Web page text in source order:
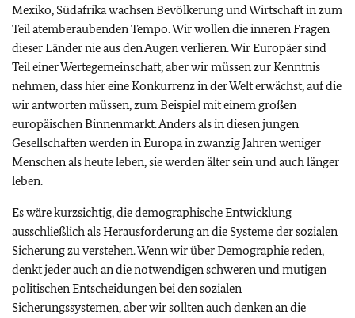
Mexiko, Südafrika wachsen Bevölkerung und Wirtschaft in zum
Teil atemberaubenden Tempo. Wir wollen die inneren Fragen
dieser Länder nie aus den Augen verlieren. Wir Europäer sind
Teil einer Wertegemeinschaft, aber wir müssen zur Kenntnis
nehmen, dass hier eine Konkurrenz in der Welt erwächst, auf die
wir antworten müssen, zum Beispiel mit einem großen
europäischen Binnenmarkt. Anders als in diesen jungen
Gesellschaften werden in Europa in zwanzig Jahren weniger
Menschen als heute leben, sie werden älter sein und auch länger
leben.
Es wäre kurzsichtig, die demographische Entwicklung
ausschließlich als Herausforderung an die Systeme der sozialen
Sicherung zu verstehen. Wenn wir über Demographie reden,
denkt jeder auch an die notwendigen schweren und mutigen
politischen Entscheidungen bei den sozialen
Sicherungssystemen, aber wir sollten auch denken an die